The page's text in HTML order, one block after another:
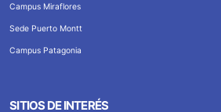
Campus Miraflores
Sede Puerto Montt
Campus Patagonia
SITIOS DE INTERÉS